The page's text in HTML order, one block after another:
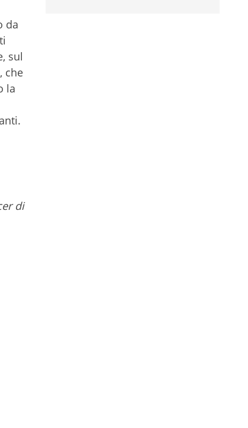
da
sul
che
la
di